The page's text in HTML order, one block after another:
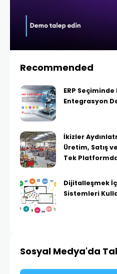
Recommended
ERP
Entegrasyon
İkizler
Üretim, Satış
Tek
Dijitalleşmek
Sistemleri
Sosyal Medya'da